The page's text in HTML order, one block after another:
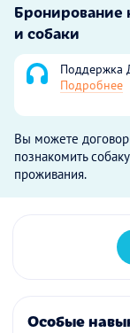
Бронирование
и собаки
Поддержка
Подробнее
Вы можете
познакомить
проживания.
Особые